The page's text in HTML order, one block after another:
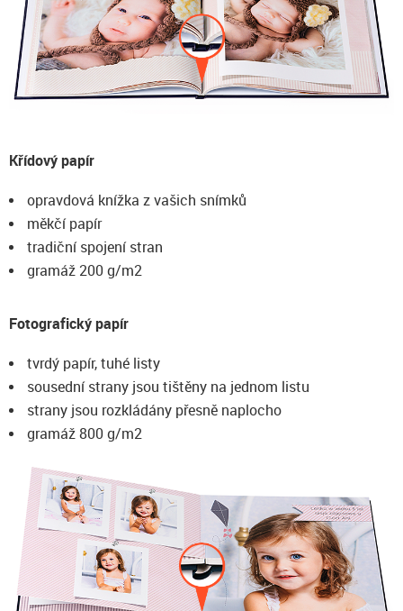
Křídový papír
opravdová knížka z vašich snímků
měkčí papír
tradiční spojení stran
gramáž 200 g/m2
Fotografický papír
tvrdý papír, tuhé listy
sousední strany jsou tištěny na jednom listu
strany jsou rozkládány přesně naplocho
gramáž 800 g/m2